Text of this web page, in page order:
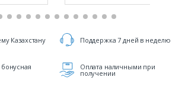
Казахстану Поддержка 7 дней в неделю
Оплата наличными при
получении